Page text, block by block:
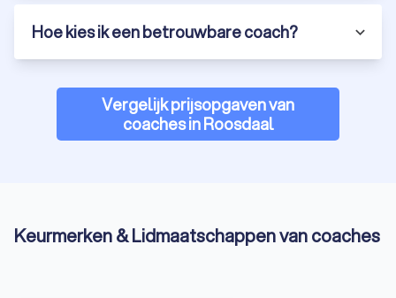
Hoe kies ik een betrouwbare coach?
Vergelijk prijsopgaven van
coaches in Roosdaal
Keurmerken & Lidmaatschappen van coaches